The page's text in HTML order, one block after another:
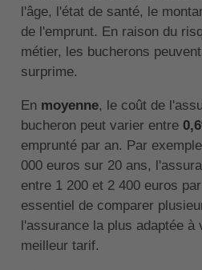
l'âge, l'état de santé, le
de l'emprunt. En raison du
métier, les bucherons
surprime.
En moyenne, le coût de
bucheron peut varier entre
emprunté par an. Par
000 euros sur 20 ans,
entre 1 200 et 2 400 euros
essentiel de comparer
l'assurance la plus adaptée à
meilleur tarif.